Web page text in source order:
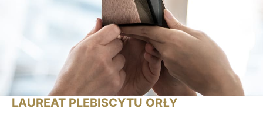
LAUREAT PLEBISCYTU ORŁY